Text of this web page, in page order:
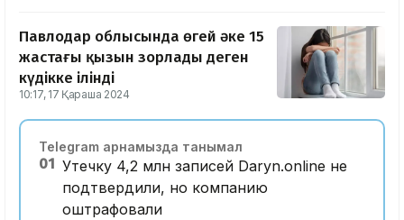
Павлодар облысында өгей әке 15
жастағы қызын зорлады деген
күдікке ілінді
10:17, 17 Қараша 2024
Telegram арнамызда танымал
01 Утечку 4,2 млн записей Daryn.online не
подтвердили, но компанию
оштрафовали